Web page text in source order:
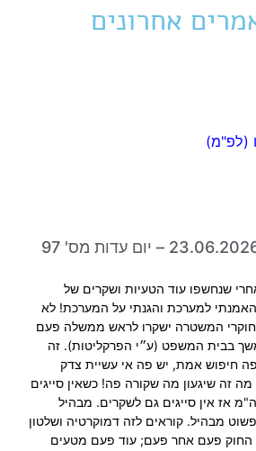
אחרונים
שנחשפו עוד הטעיות ושקרים של
למערכת והגנתי על המערכת! לא
המשטרה ישקרו לראש ממשלה פעם
בבית המשפט (ע״י הפרקליטות). זה
פה חיפוש אמת, יש פה אי עשיית צדק
מה זה שיגעון מה שקורה פה! כשאין סייגים
אז אין סייגים גם לשקרים. מבהיל
מבהיל. קוראים לזה דמוקרטיה ושלטון
החוק פעם אחר פעם; עוד פעם מטעים